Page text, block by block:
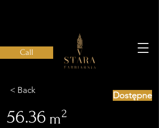
Call
< Back
56.36 m
Dostępne
2